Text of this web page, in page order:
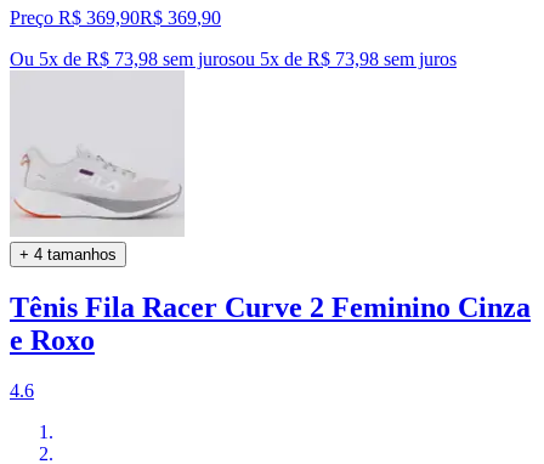
Preço R$ 369,90R$ 369,90
Ou 5x de R$ 73,98 sem jurosou 5x de R$ 73,98 sem juros
+ 4 tamanhos
Tênis Fila Racer Curve 2 Feminino Cinza
e Roxo
4.6